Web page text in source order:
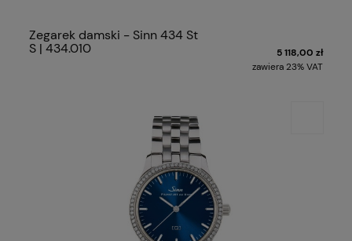
Zegarek damski - Sinn 434 St
S | 434.010
5 118,00 zł
zawiera 23% VAT